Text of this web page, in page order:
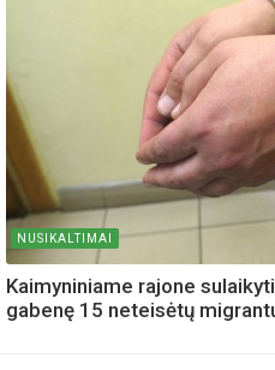
NUSIKALTIMAI
Kaimyniniame rajone
gabenę 15 neteisėtų